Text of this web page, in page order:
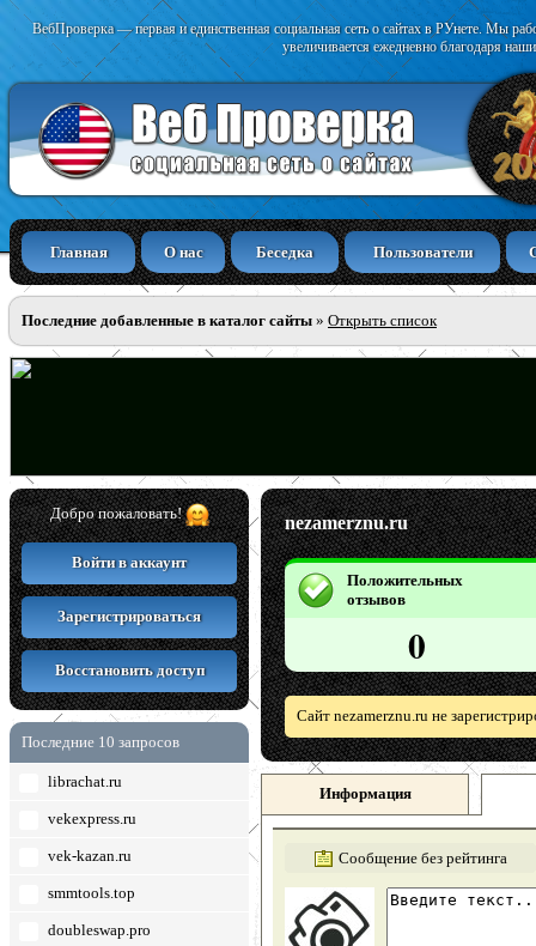
ВебПроверка — первая и единственная социальная сеть о сайтах в РУнете. Мы
увеличивается ежедневно благодаря
Главная О нас Беседка Пользователи
Последние добавленные в каталог сайты » Открыть список
Добро пожаловать!
Войти в аккаунт
Зарегистрироваться
Восстановить доступ
Последние 10 запросов
librachat.ru
vekexpress.ru
vek-kazan.ru
smmtools.top
doubleswap.pro
nezamerznu.ru
Положительных
отзывов
0
Сайт nezamerznu.ru не
Информация
Сообщение без рейтинга